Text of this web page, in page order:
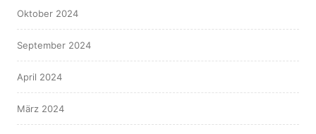
Oktober 2024
September 2024
April 2024
März 2024